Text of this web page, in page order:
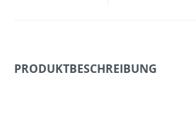
PRODUKTBESCHREIBUNG